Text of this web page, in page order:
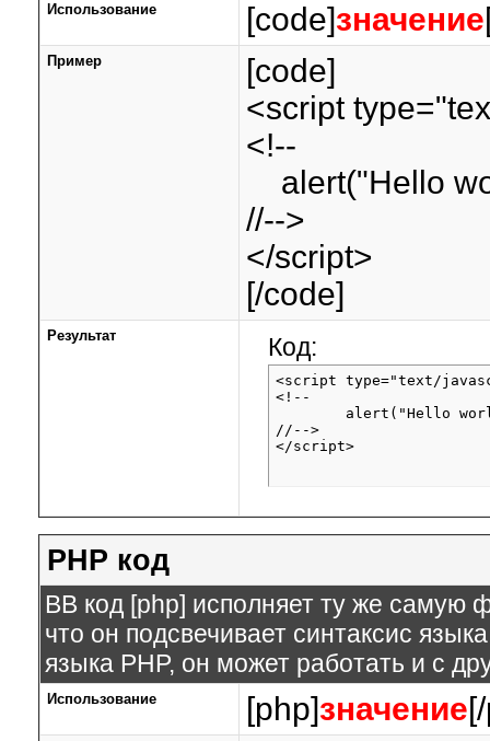
Использование [code]значение
Пример
[code]
<script
<!--
alert("Hello
//-->
</script>
[/code]
Результат Код:
<script type="text/
<!--
//-->
</script>
PHP код
BB код [php] исполняет ту же самую
что он подсвечивает синтаксис
языка PHP, он может работать и с
Использование [php]значение